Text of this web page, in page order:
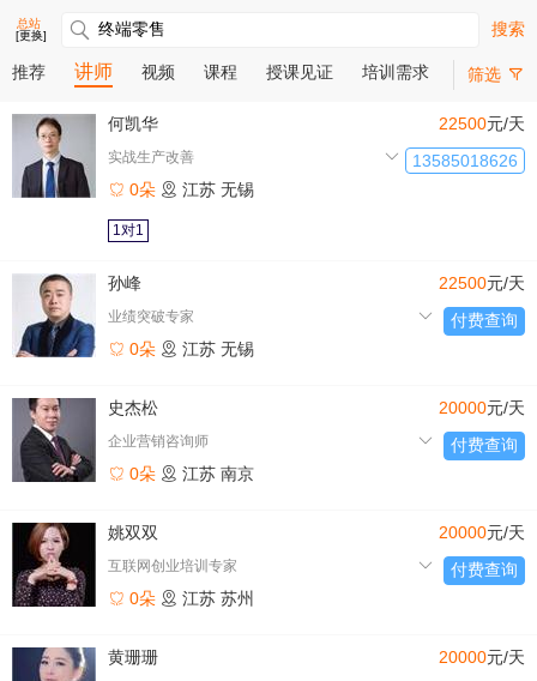
总站
[更换]
搜索
筛选
推荐 讲师 视频 课程 授课见证 培训需求
何凯华
实战生产改善
0朵 江苏 无锡
22500元/天
13585018626
1对1
孙峰
业绩突破专家
0朵 江苏 无锡
22500元/天
付费查询
史杰松
企业营销咨询师
0朵 江苏 南京
20000元/天
付费查询
姚双双
互联网创业培训专家
0朵 江苏 苏州
20000元/天
付费查询
黄珊珊 20000元/天